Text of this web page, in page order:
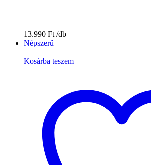
13.990 Ft
Népszerű
Kosárba teszem